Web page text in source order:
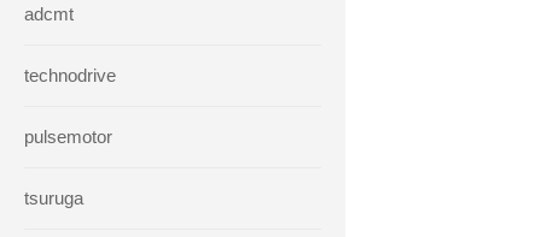
adcmt
technodrive
pulsemotor
tsuruga